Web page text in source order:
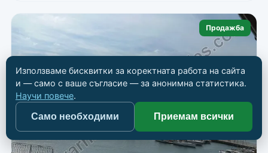
Продажба
Използваме бисквитки за коректната работа на сайта
и — само с ваше съгласие — за анонимна статистика.
Научи повече.
Само необходими Приемам всички